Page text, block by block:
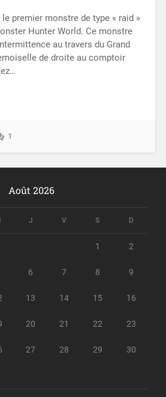
premier monstre de type « raid »
Hunter World. Ce monstre
au travers du Grand
de droite au comptoir
1
Août 2026
J V S D
1 2
6 7 8 9
13 14 15 16
20 21 22 23
27 28 29 30